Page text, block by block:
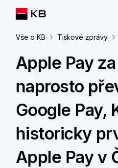
Vše o KB Tiskové zprávy
Apple Pay
naprosto
Google Pay,
historicky
Apple Pay v